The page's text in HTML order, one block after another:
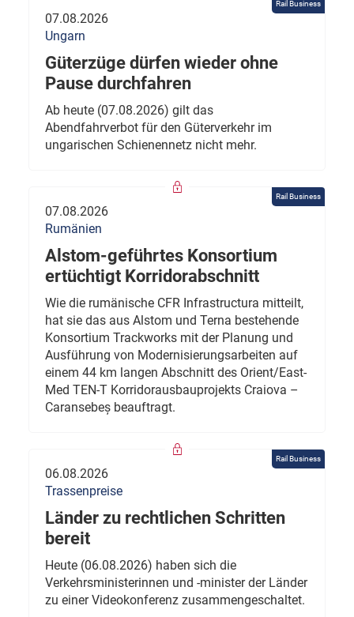
Rail Business
07.08.2026
Ungarn
Güterzüge dürfen wieder ohne
Pause durchfahren
Ab heute (07.08.2026) gilt das
Abendfahrverbot für den Güterverkehr im
ungarischen Schienennetz nicht mehr.
Rail Business
07.08.2026
Rumänien
Alstom-geführtes Konsortium
ertüchtigt Korridorabschnitt
Wie die rumänische CFR Infrastructura mitteilt,
hat sie das aus Alstom und Terna bestehende
Konsortium Trackworks mit der Planung und
Ausführung von Modernisierungsarbeiten auf
einem 44 km langen Abschnitt des Orient/East-
Med TEN-T Korridorausbauprojekts Craiova –
Caransebeș beauftragt.
Rail Business
06.08.2026
Trassenpreise
Länder zu rechtlichen Schritten
bereit
Heute (06.08.2026) haben sich die
Verkehrsministerinnen und -minister der Länder
zu einer Videokonferenz zusammengeschaltet.